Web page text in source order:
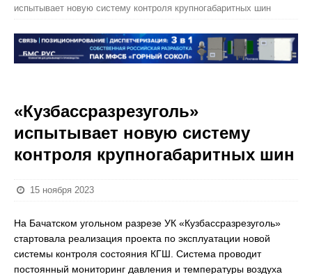
испытывает новую систему контроля крупногабаритных шин
«Кузбассразрезуголь»
испытывает новую систему
контроля крупногабаритных шин
15 ноября 2023
На Бачатском угольном разрезе УК «Кузбассразрезуголь»
стартовала реализация проекта по эксплуатации новой
системы контроля состояния КГШ. Система проводит
постоянный мониторинг давления и температуры воздуха